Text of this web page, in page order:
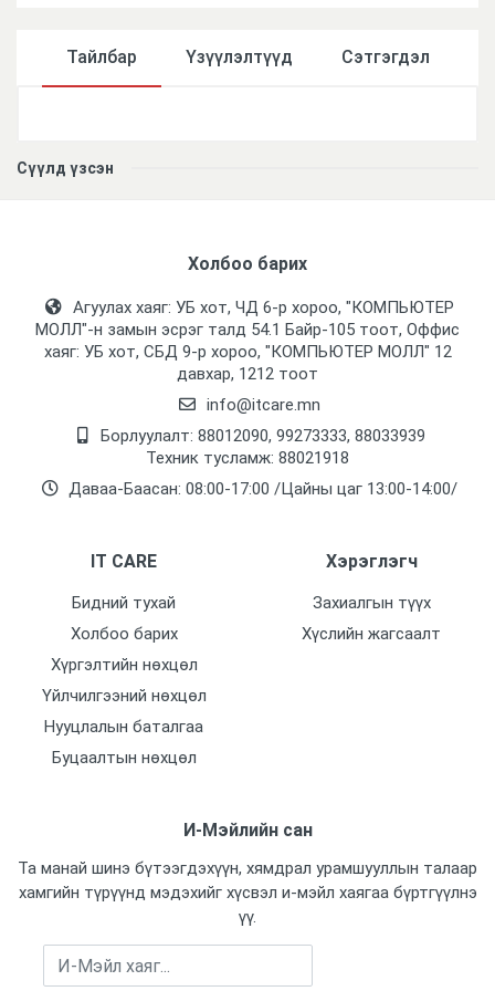
Тайлбар Үзүүлэлтүүд Сэтгэгдэл
Сүүлд үзсэн
Холбоо барих
Агуулах хаяг: УБ хот, ЧД 6-р хороо, "КОМПЬЮТЕР
МОЛЛ᠌"-н замын эсрэг талд 54.1 Байр-105 тоот, Оффис
хаяг: УБ хот, СБД 9-р хороо, "КОМПЬЮТЕР МОЛЛ᠌" 12
давхар, 1212 тоот
info@itcare.mn
Борлуулалт: 88012090, 99273333, 88033939
Техник тусламж: 88021918
Даваа-Баасан: 08:00-17:00 /Цайны цаг 13:00-14:00/
IT CARE
Бидний тухай
Холбоо барих
Хүргэлтийн нөхцөл
Үйлчилгээний нөхцөл
Нууцлалын баталгаа
Буцаалтын нөхцөл
Хэрэглэгч
Захиалгын түүх
Хүслийн жагсаалт
И-Мэйлийн сан
Та манай шинэ бүтээгдэхүүн, хямдрал урамшууллын талаар
хамгийн түрүүнд мэдэхийг хүсвэл и-мэйл хаягаа бүртгүүлнэ
үү.